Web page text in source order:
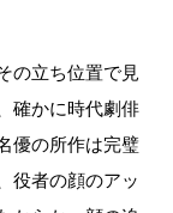
の立ち位置で見
確かに時代劇俳
優の所作は完璧
役者の顔のアッ